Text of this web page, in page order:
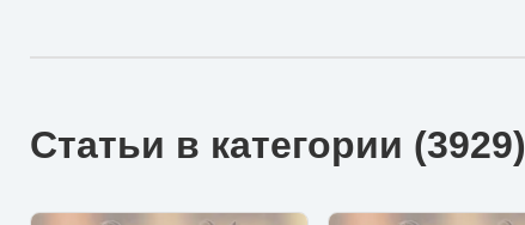
Статьи в категории (3929)